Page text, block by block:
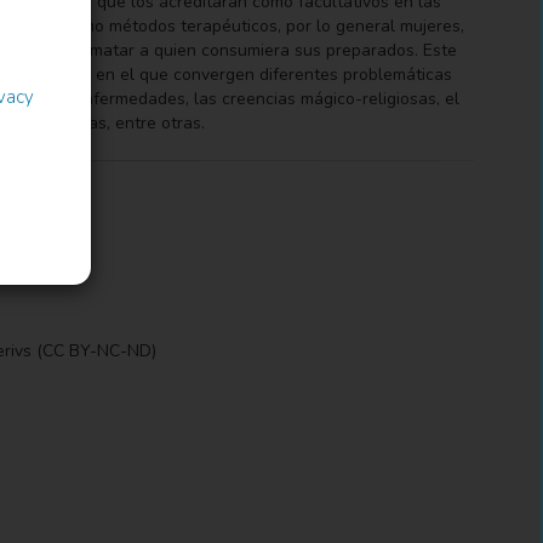
como métodos terapéuticos, por lo general mujeres,
sino matar a quien consumiera sus preparados. Este
un prisma en el que convergen diferentes problemáticas
las enfermedades, las creencias mágico-religiosas, el
españolas, entre otras.
(CC BY-NC-ND)